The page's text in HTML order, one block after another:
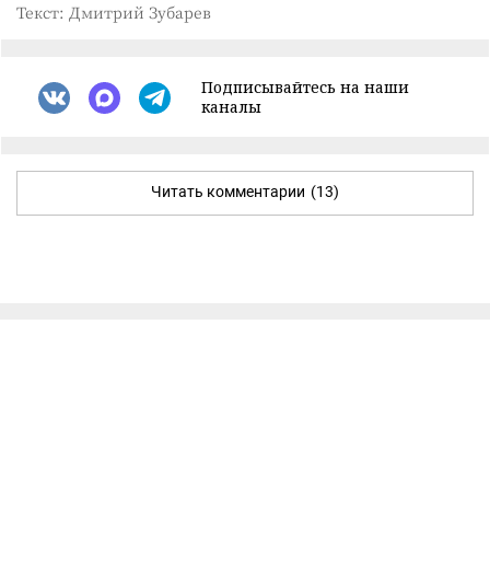
Текст: Дмитрий Зубарев
Подписывайтесь на наши
каналы
Читать комментарии (13)